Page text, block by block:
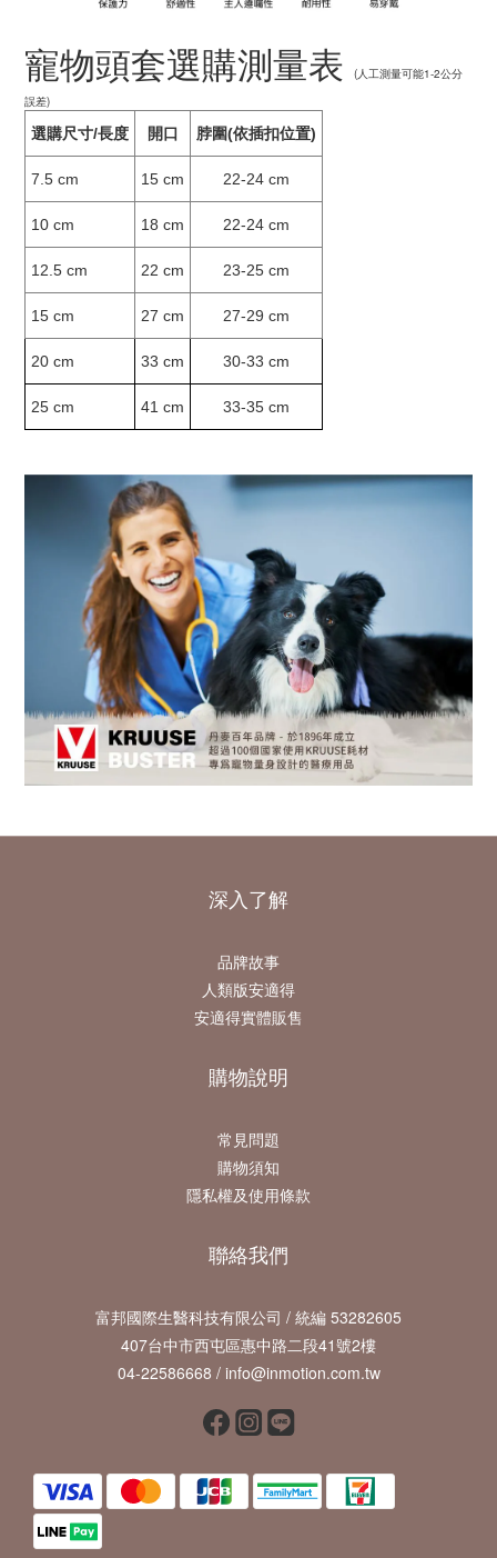
寵物頭套選購測量表
(人工測量可能1-2公分
誤差)
選購尺寸/長度 開口 脖圍(依插扣位置)
7.5 cm 15 cm 22-24 cm
10 cm 18 cm 22-24 cm
12.5 cm 22 cm 23-25 cm
15 cm 27 cm 27-29 cm
20 cm 33 cm 30-33 cm
25 cm 41 cm 33-35 cm
深入了解
品牌故事
人類版安適得
安適得實體販售
購物說明
常見問題
購物須知
隱私權及使用條款
聯絡我們
富邦國際生醫科技有限公司 / 統編 53282605
407台中市西屯區惠中路二段41號2樓
04-22586668 / info@inmotion.com.tw